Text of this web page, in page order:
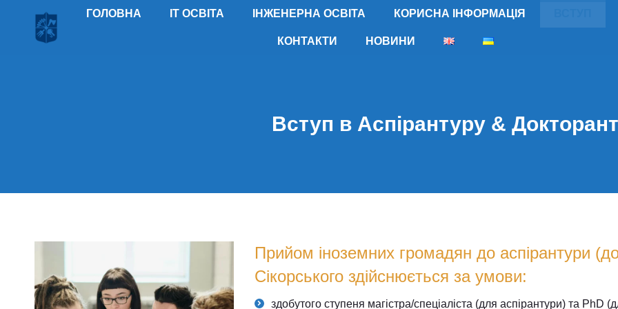
ГОЛОВНА IT ОСВІТА ІНЖЕНЕРНА ОСВІТА КОРИСНА ІНФОРМАЦІЯ
КОНТАКТИ НОВИНИ
Вступ в Аспірантуру &
Прийом іноземних громадян до аспірантури
Сікорського здійснюється за умови:
здобутого ступеня магістра/спеціаліста (для аспірантури) та PhD